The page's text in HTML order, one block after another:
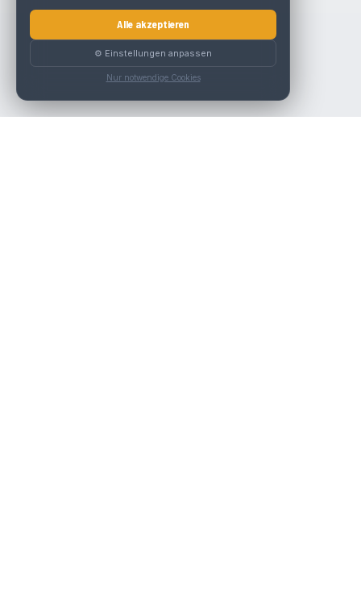
Alle akzeptieren
⚙️ Einstellungen anpassen
Nur notwendige Cookies